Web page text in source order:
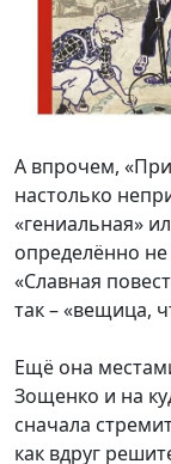
А впрочем,
настолько
«гениальная»
определённо
«Славная
так – «вещица,
Ещё она
Зощенко и на
сначала
как вдруг